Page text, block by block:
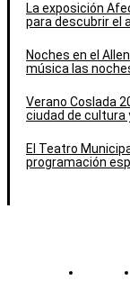
La exposición
para descubrir el
Noches en el
música las
Verano Coslada
ciudad de cultura
El Teatro
programación
Contacto